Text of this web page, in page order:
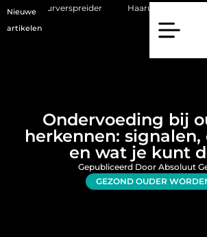
Nieuwe
artikelen
Haaruitval aanpakken: wat een
Ondervoeding bij
herkennen: signalen,
en wat je kunt
GEZOND OUDER
Gepubliceerd Door Absoluut